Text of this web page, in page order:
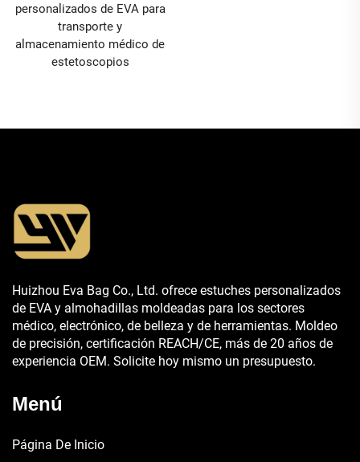
personalizados de EVA para
transporte y
almacenamiento médico de
estetoscopios
Huizhou Eva Bag Co., Ltd. ofrece estuches personalizados
de EVA y almohadillas moldeadas para los sectores
médico, electrónico, de belleza y de herramientas. Moldeo
de precisión, certificación REACH/CE, más de 20 años de
experiencia OEM. Solicite hoy mismo un presupuesto.
Menú
Página De Inicio